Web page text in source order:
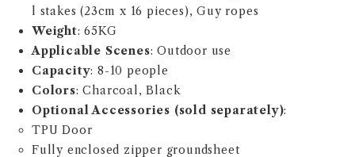
l stakes (23cm x 16 pieces), Guy ropes
Weight: 65KG
Applicable Scenes: Outdoor use
Capacity: 8-10 people
Colors: Charcoal, Black
Optional Accessories (sold separately):
TPU Door
Fully enclosed zipper groundsheet